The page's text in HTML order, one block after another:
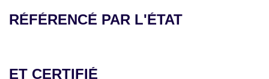
RÉFÉRENCÉ PAR L'ÉTAT
ET CERTIFIÉ